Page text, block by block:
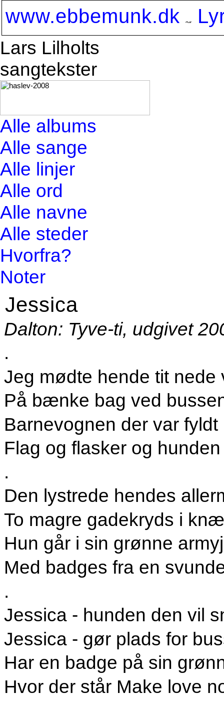
www.ebbemunk.dk
Lars Lilholts
sangtekster
Alle albums
Alle sange
Alle linjer
Alle ord
Alle navne
Alle steder
Hvorfra?
Noter
Jessica
Dalton: Tyve-ti, udgivet
.
Jeg mødte hende tit nede
På bænke bag ved
Barnevognen der var
Flag og flasker og
.
Den lystrede hendes
To magre gadekryds i
Hun går i sin grønne
Med badges fra en
.
Jessica - hunden den vil
Jessica - gør plads for
Har en badge på sin
Hvor der står Make love